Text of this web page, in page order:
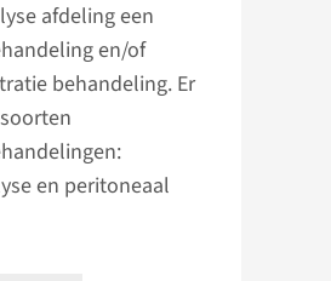
afdeling een
en/of
behandeling. Er
en peritoneaal